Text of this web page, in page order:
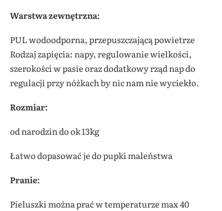
Warstwa zewnętrzna:
PUL wodoodporna, przepuszczającą powietrze
Rodzaj zapięcia: napy, regulowanie wielkości,
szerokości w pasie oraz dodatkowy rząd nap do
regulacji przy nóżkach by nic nam nie wyciekło.
Rozmiar:
od narodzin do ok 13kg
Łatwo dopasować je do pupki maleństwa
Pranie:
Pieluszki można prać w temperaturze max 40